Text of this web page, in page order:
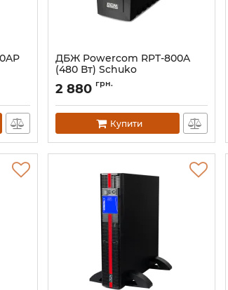
ДБЖ Powercom RPT-800A
(480 Вт) Schuko
Артикул: 00210189
2 880 грн.
Купити